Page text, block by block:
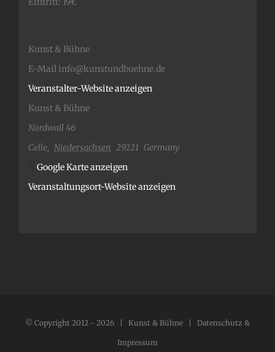
Kunst & Bühne
Nordwall 46
Celle, Niedersachsen 29221 Germany
Google Karte anzeigen
Veranstaltungsort-Website anzeigen
Kunst & Bühne
E-Mail info@kunstundbuehne.de
Veranstalter-Website anzeigen
© Copyright 2012 - 2026 | Kunst & Bühne | Datenschutz &
Impressum